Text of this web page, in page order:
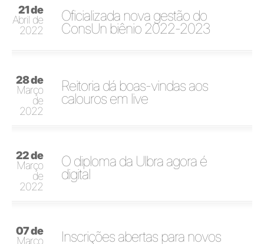
21 de
Abril de
2022
Oficializada nova gestão do
ConsUn biênio 2022-2023
28 de
Março
de
2022
Reitoria dá boas-vindas aos
calouros em live
22 de
Março
de
2022
O diploma da Ulbra agora é
digital
07 de
Março
Inscrições abertas para novos